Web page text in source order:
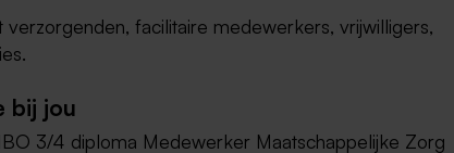
facilitaire medewerkers, vrijwilligers,
bij jou
3/4 diploma Medewerker Maatschappelijke Zorg